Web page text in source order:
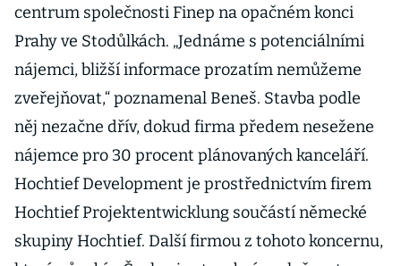
centrum společnosti Finep na opačném konci
Prahy ve Stodůlkách. „Jednáme s potenciálními
nájemci, bližší informace prozatím nemůžeme
zveřejňovat,“ poznamenal Beneš. Stavba podle
něj nezačne dřív, dokud firma předem nesežene
nájemce pro 30 procent plánovaných kanceláří.
Hochtief Development je prostřednictvím firem
Hochtief Projektentwicklung součástí německé
skupiny Hochtief. Další firmou z tohoto koncernu,